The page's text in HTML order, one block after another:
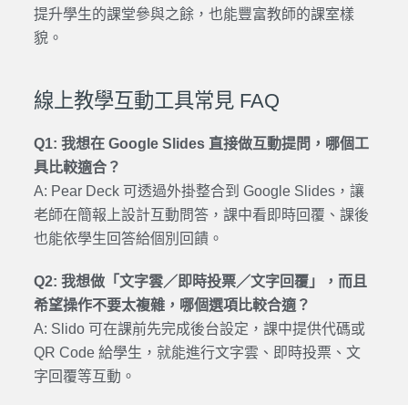
提升學生的課堂參與之餘，也能豐富教師的課室樣
貌。
線上教學互動工具常見 FAQ
Q1: 我想在 Google Slides 直接做互動提問，哪個工
具比較適合？
A: Pear Deck 可透過外掛整合到 Google Slides，讓
老師在簡報上設計互動問答，課中看即時回覆、課後
也能依學生回答給個別回饋。
Q2: 我想做「文字雲／即時投票／文字回覆」，而且
希望操作不要太複雜，哪個選項比較合適？
A: Slido 可在課前先完成後台設定，課中提供代碼或
QR Code 給學生，就能進行文字雲、即時投票、文
字回覆等互動。